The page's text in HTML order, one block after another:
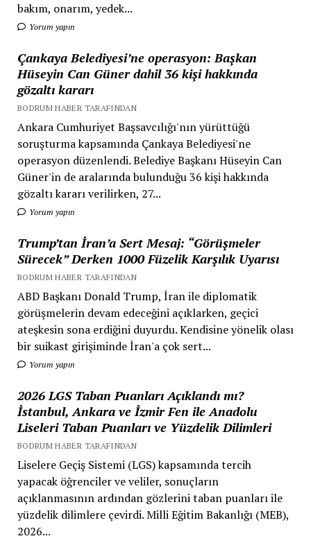
bakım, onarım, yedek...
Yorum yapın
Çankaya Belediyesi’ne operasyon: Başkan
Hüseyin Can Güner dahil 36 kişi hakkında
gözaltı kararı
BODRUM HABER TARAFINDAN
Ankara Cumhuriyet Başsavcılığı'nın yürüttüğü
soruşturma kapsamında Çankaya Belediyesi'ne
operasyon düzenlendi. Belediye Başkanı Hüseyin Can
Güner'in de aralarında bulunduğu 36 kişi hakkında
gözaltı kararı verilirken, 27...
Yorum yapın
Trump’tan İran’a Sert Mesaj: “Görüşmeler
Sürecek” Derken 1000 Füzelik Karşılık Uyarısı
BODRUM HABER TARAFINDAN
ABD Başkanı Donald Trump, İran ile diplomatik
görüşmelerin devam edeceğini açıklarken, geçici
ateşkesin sona erdiğini duyurdu. Kendisine yönelik olası
bir suikast girişiminde İran'a çok sert...
Yorum yapın
2026 LGS Taban Puanları Açıklandı mı?
İstanbul, Ankara ve İzmir Fen ile Anadolu
Liseleri Taban Puanları ve Yüzdelik Dilimleri
BODRUM HABER TARAFINDAN
Liselere Geçiş Sistemi (LGS) kapsamında tercih
yapacak öğrenciler ve veliler, sonuçların
açıklanmasının ardından gözlerini taban puanları ile
yüzdelik dilimlere çevirdi. Milli Eğitim Bakanlığı (MEB),
2026...